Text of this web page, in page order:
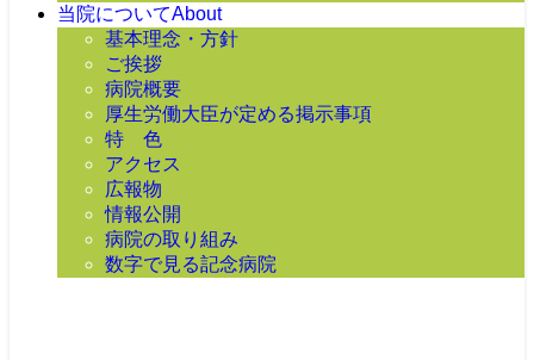
当院についてAbout
基本理念・方針
ご挨拶
病院概要
厚生労働大臣が定める掲示事項
特 色
アクセス
広報物
情報公開
病院の取り組み
数字で見る記念病院